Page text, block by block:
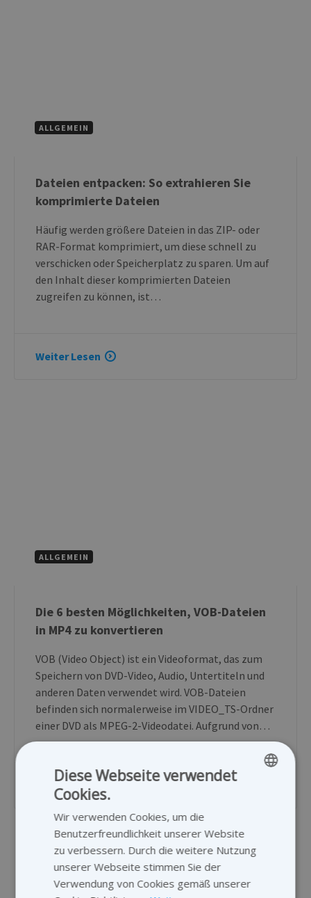
ALLGEMEIN
Dateien entpacken: So extrahieren Sie
komprimierte Dateien
Häufig werden größere Dateien in das ZIP- oder
RAR-Format komprimiert, um diese schnell zu
verschicken oder Speicherplatz zu sparen. Um auf
den Inhalt dieser komprimierten Dateien
zugreifen zu können, ist…
Weiter Lesen
ALLGEMEIN
Die 6 besten Möglichkeiten, VOB-Dateien
in MP4 zu konvertieren
VOB (Video Object) ist ein Videoformat, das zum
Speichern von DVD-Video, Audio, Untertiteln und
anderen Daten verwendet wird. VOB-Dateien
befinden sich normalerweise im VIDEO_TS-Ordner
einer DVD als MPEG-2-Videodatei. Aufgrund von…
Weiter Lesen
Diese Webseite verwendet
Cookies.
Wir verwenden Cookies, um die
Benutzerfreundlichkeit unserer Website
zu verbessern. Durch die weitere Nutzung
unserer Webseite stimmen Sie der
Verwendung von Cookies gemäß unserer